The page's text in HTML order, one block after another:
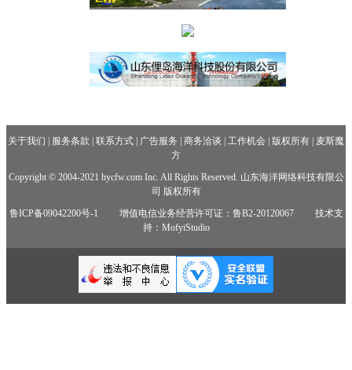
关于我们 服务条款 联系方式 广告服务 商务洽谈 工作机会 版权所有
麦斯魔
方
Copyright © 2004-2021 hycfw.com Inc. All Rights Reserved. 山东海洋网络科技有限公
司 版权所有
鲁ICP备09042200号-1
增值电信业务经营许可证：鲁B2-20120067
技术支
持：MofyiStudio